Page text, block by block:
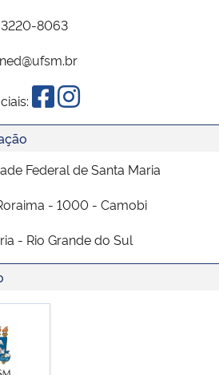
8063
ned@ufsm.br
Federal de Santa Maria
- 1000 - Camobi
- Rio Grande do Sul